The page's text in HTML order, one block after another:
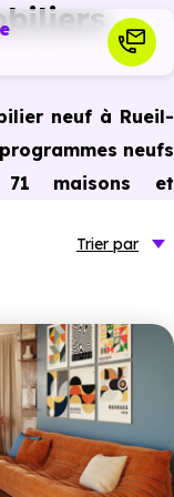
neuf à Rueil-
programmes neufs
71 maisons et
pouvez aussi
PTZ, TVA réduite
réduits, bonnes
etc.
Trier par